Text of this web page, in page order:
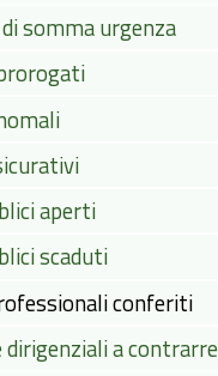
somma urgenza
aperti
scaduti
conferiti
a contrarre